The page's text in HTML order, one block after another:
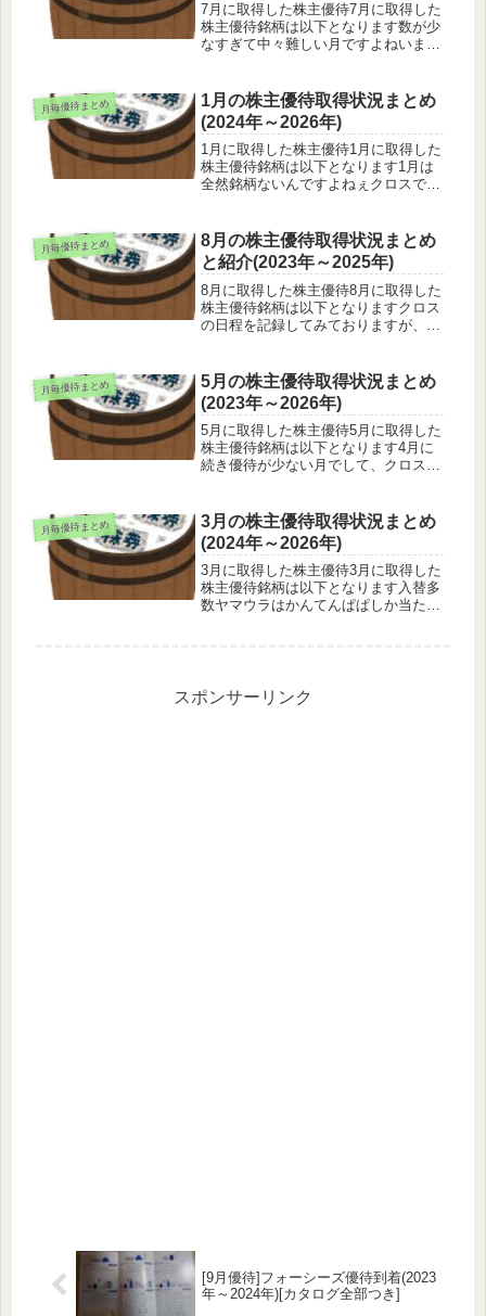
7月に取得した株主優待7月に取得した
株主優待銘柄は以下となります数が少
なすぎて中々難しい月ですよねいまい
ったり全体的に配当微妙だったりなど
JMホールディングスはまた買ったの
で値...
月毎優待まとめ
1月の株主優待取得状況まとめ
(2024年～2026年)
1月に取得した株主優待1月に取得した
株主優待銘柄は以下となります1月は
全然銘柄ないんですよねぇクロスでも
した、値段的に買いなおしても良いか
もしれまえん銘柄blog Lin...
月毎優待まとめ
8月の株主優待取得状況まとめ
と紹介(2023年～2025年)
8月に取得した株主優待8月に取得した
株主優待銘柄は以下となりますクロス
の日程を記録してみておりますが、去
ル使ったり監視したりする勢からみた
ら、高いっちゃ高いかもと思いつつ
コ...
月毎優待まとめ
5月の株主優待取得状況まとめ
(2023年～2026年)
5月に取得した株主優待5月に取得した
株主優待銘柄は以下となります4月に
続き優待が少ない月でして、クロスも
現物で持ってみたものの権利落ちが凄
まじかったライクに関しては現物で
も...
月毎優待まとめ
3月の株主優待取得状況まとめ
(2024年～2026年)
3月に取得した株主優待3月に取得した
株主優待銘柄は以下となります入替多
数ヤマウラはかんてんぱぱしか当たら
スポンサーリンク
[9月優待]フォーシーズ優待到着(2023
年～2024年)[カタログ全部つき]